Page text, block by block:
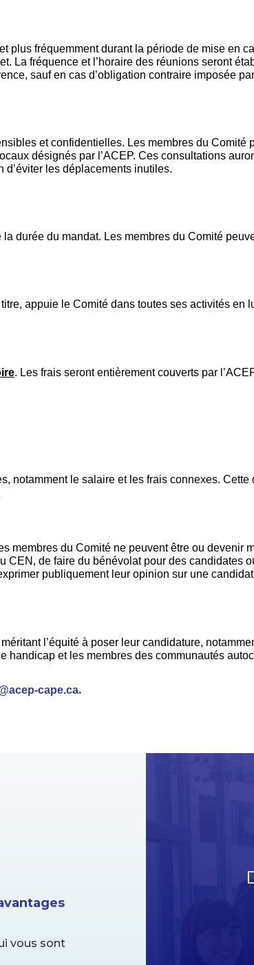
plus fréquemment durant la période de mise en
La fréquence et l’horaire des réunions seront
sauf en cas d’obligation contraire imposée
et confidentielles. Les membres du Comité
désignés par l’ACEP. Ces consultations
les déplacements inutiles.
durée du mandat. Les membres du Comité
appuie le Comité dans toutes ses activités
. Les frais seront entièrement couverts par
notamment le salaire et les frais connexes.
membres du Comité ne peuvent être ou
CEN, de faire du bénévolat pour des candidates
publiquement leur opinion sur une
l’équité à poser leur candidature,
handicap et les membres des communautés
cape.ca.
vous sont